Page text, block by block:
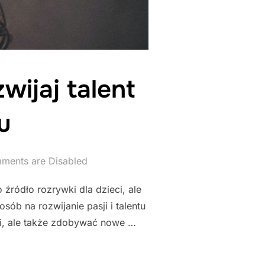
talent
are Disabled
rozrywki dla dzieci, ale
na rozwijanie pasji i talentu
ale także zdobywać nowe …